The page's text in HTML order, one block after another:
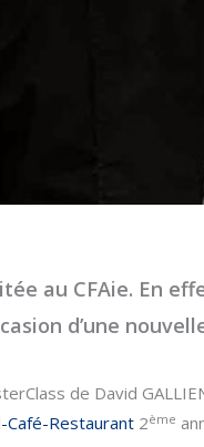
au CFAie. En
d’une
de David
Café-Restaurant 2ème